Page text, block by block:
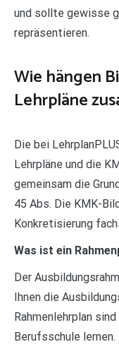
und sollte gewisse
repräsentieren.
Wie hängen
Lehrpläne
Die bei
Lehrpläne und die
gemeinsam die
45 Abs. Die KMK-
Konkretisierung
Was ist ein
Der
Ihnen die
Rahmenlehrplan
Berufsschule lernen.